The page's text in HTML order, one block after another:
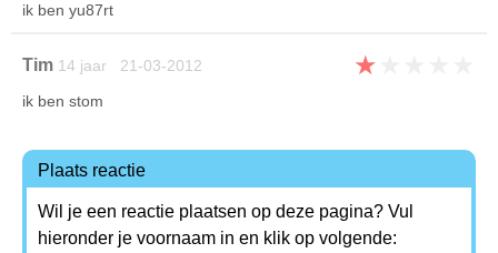
ik ben yu87rt
Tim 14 jaar 21-03-2012 ★
ik ben stom
Plaats reactie
Wil je een reactie plaatsen op deze pagina? Vul
hieronder je voornaam in en klik op volgende: